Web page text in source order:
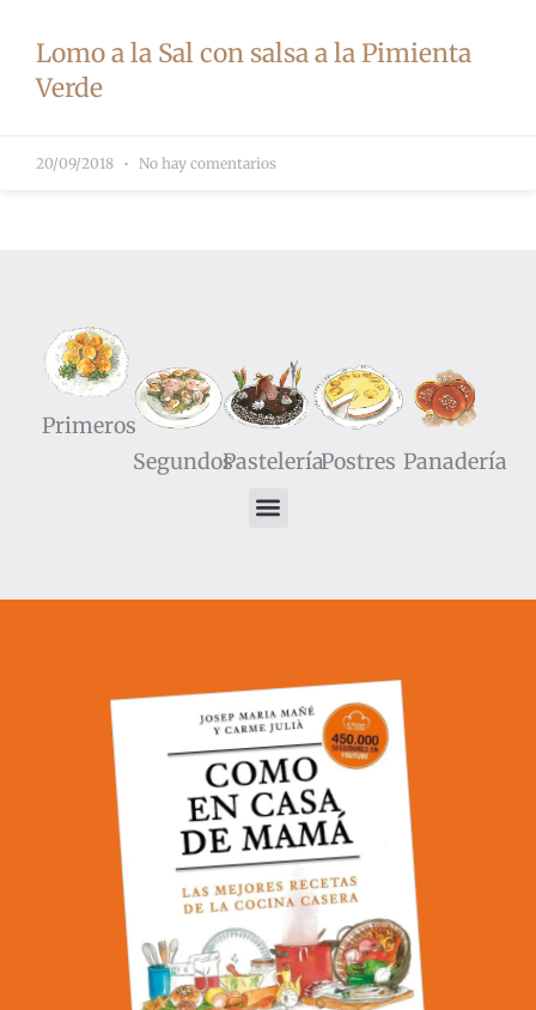
Lomo a la Sal con salsa a la Pimienta
Verde
20/09/2018 No hay comentarios
Primeros
SegundosPasteleríaPostres Panadería